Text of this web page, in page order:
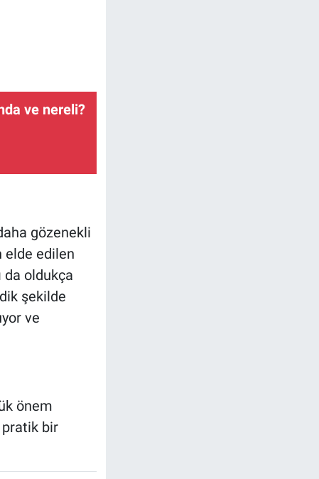
ve nereli?
gözenekli
elde edilen
da oldukça
şekilde
ve
önem
bir